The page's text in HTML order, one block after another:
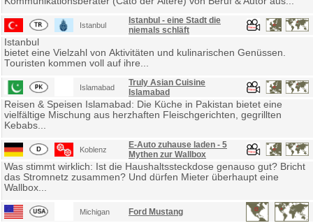
Istanbul
Istanbul - eine Stadt die
niemals schläft
Istanbul
bietet eine Vielzahl von Aktivitäten und kulinarischen Genüssen.
Touristen kommen voll auf ihre...
Islamabad
Truly Asian Cuisine
Islamabad
Reisen & Speisen Islamabad: Die Küche in Pakistan bietet eine
vielfältige Mischung aus herzhaften Fleischgerichten, gegrillten
Kebabs...
Koblenz
E-Auto zuhause laden - 5
Mythen zur Wallbox
Was stimmt wirklich: Ist die Haushaltssteckdose genauso gut? Bricht
das Stromnetz zusammen? Und dürfen Mieter überhaupt eine
Wallbox...
Michigan Ford Mustang